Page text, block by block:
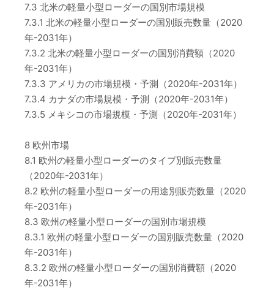
7.3 北米の軽量小型ローダーの国別市場規模
7.3.1 北米の軽量小型ローダーの国別販売数量（2020
年-2031年）
7.3.2 北米の軽量小型ローダーの国別消費額（2020
年-2031年）
7.3.3 アメリカの市場規模・予測（2020年-2031年）
7.3.4 カナダの市場規模・予測（2020年-2031年）
7.3.5 メキシコの市場規模・予測（2020年-2031年）
8 欧州市場
8.1 欧州の軽量小型ローダーのタイプ別販売数量
（2020年-2031年）
8.2 欧州の軽量小型ローダーの用途別販売数量（2020
年-2031年）
8.3 欧州の軽量小型ローダーの国別市場規模
8.3.1 欧州の軽量小型ローダーの国別販売数量（2020
年-2031年）
8.3.2 欧州の軽量小型ローダーの国別消費額（2020
年-2031年）